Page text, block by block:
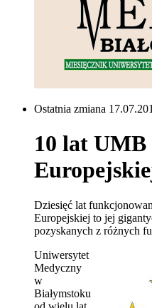
Ostatnia zmiana
10 lat
Dziesięć lat
Europejskiej to jej
pozyskanych z różnych
Uniwersytet
Medyczny
w
Białymstoku